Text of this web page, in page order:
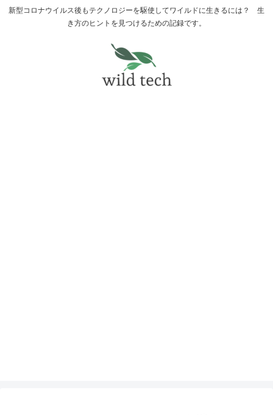
新型コロナウイルス後もテクノロジーを駆使してワイルドに生きるには？ 生
き方のヒントを見つけるための記録です。